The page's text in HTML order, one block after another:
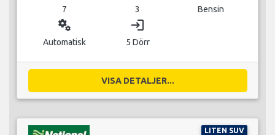
7 3 Bensin
miscellaneous_services
Automatisk
login
5 Dörr
VISA DETALJER...
LITEN SUV